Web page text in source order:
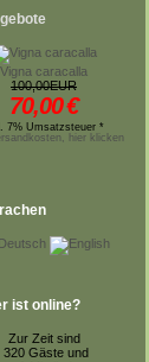
Vigna caracalla
100,00EUR
70,00€
7% Umsatzsteuer *
hier klicken
ist online?
Zur Zeit sind
320 Gäste und